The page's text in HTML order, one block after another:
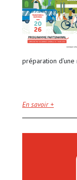
préparation
En savoir +